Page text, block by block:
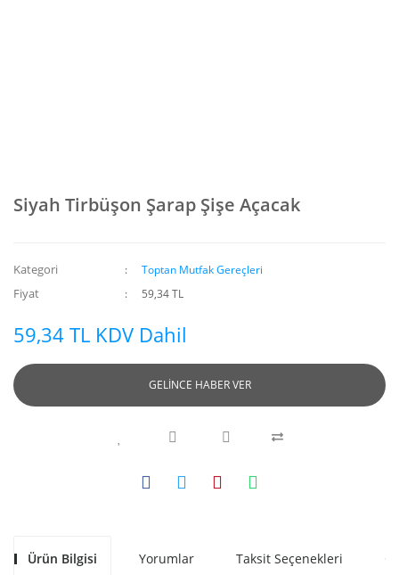
Siyah Tirbüşon Şarap Şişe Açacak
Kategori Toptan Mutfak Gereçleri
Fiyat 59,34 TL
59,34 TL KDV Dahil
GELİNCE HABER VER
Ürün Bilgisi Yorumlar Taksit Seçenekleri